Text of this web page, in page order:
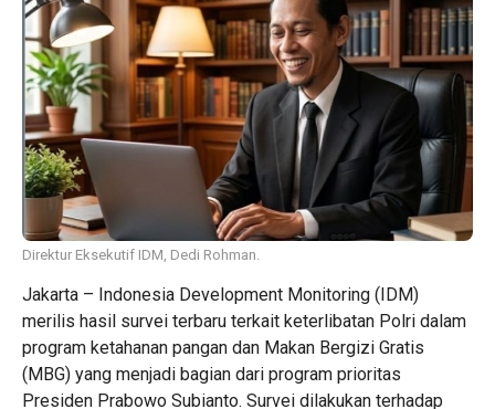
Direktur Eksekutif IDM, Dedi Rohman.
Jakarta – Indonesia Development Monitoring (IDM)
merilis hasil survei terbaru terkait keterlibatan Polri dalam
program ketahanan pangan dan Makan Bergizi Gratis
(MBG) yang menjadi bagian dari program prioritas
Presiden Prabowo Subianto. Survei dilakukan terhadap